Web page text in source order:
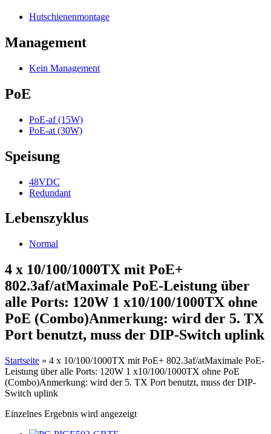
Hutschienenmontage
Management
Kein Management
PoE
PoE-af (15W)
PoE-at (30W)
Speisung
48VDC
Redundant
Lebenszyklus
Normal
4 x 10/100/1000TX mit PoE+
802.3af/atMaximale PoE-Leistung über
alle Ports: 120W 1 x10/100/1000TX ohne
PoE (Combo)Anmerkung: wird der 5. TX
Port benutzt, muss der DIP-Switch uplink
Startseite » 4 x 10/100/1000TX mit PoE+ 802.3af/atMaximale PoE-
Leistung über alle Ports: 120W 1 x10/100/1000TX ohne PoE
(Combo)Anmerkung: wird der 5. TX Port benutzt, muss der DIP-
Switch uplink
Einzelnes Ergebnis wird angezeigt